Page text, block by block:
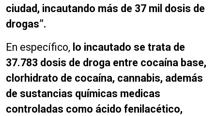
ciudad, incautando más de 37 mil dosis de
drogas”.
En específico, lo incautado se trata de
37.783 dosis de droga entre cocaína base,
clorhidrato de cocaína, cannabis, además
de sustancias químicas medicas
controladas como ácido fenilacético,